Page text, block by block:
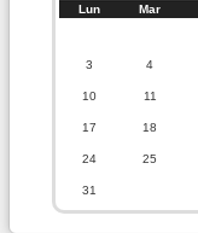
Lun Mar
3 4
10 11
17 18
24 25
31